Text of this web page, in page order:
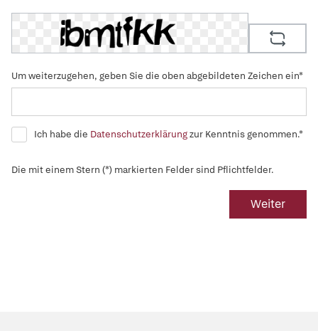
Um weiterzugehen, geben Sie die oben abgebildeten Zeichen ein*
Ich habe die Datenschutzerklärungzur Kenntnis genommen.*
Die mit einem Stern (*) markierten Felder sind Pflichtfelder.
Weiter